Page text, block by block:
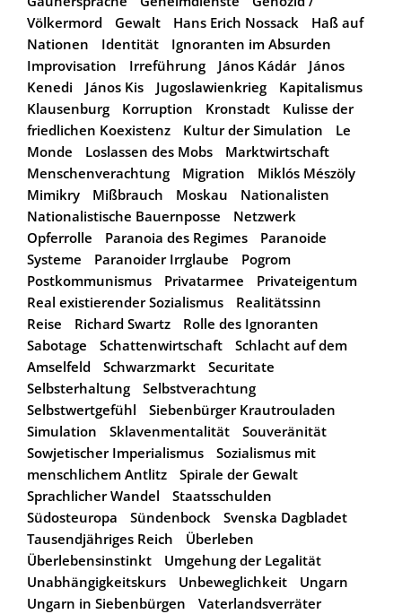
Völkermord
Gewalt Hans Erich Nossack
Haß auf
Nationen
Identität
Ignoranten im Absurden
Improvisation
Irreführung János Kádár
János
Kenedi
János Kis Jugoslawienkrieg
Kapitalismus
Klausenburg
Korruption Kronstadt
Kulisse der
friedlichen Koexistenz
Kultur der Simulation
Le
Monde
Loslassen des Mobs
Marktwirtschaft
Menschenverachtung
Migration
Miklós Mészöly
Mimikry
Mißbrauch Moskau
Nationalisten
Nationalistische Bauernposse
Netzwerk
Opferrolle
Paranoia des Regimes
Paranoide
Systeme
Paranoider Irrglaube
Pogrom
Postkommunismus
Privatarmee
Privateigentum
Real existierender Sozialismus
Realitätssinn
Reise
Richard Swartz
Rolle des Ignoranten
Sabotage
Schattenwirtschaft
Schlacht auf dem
Amselfeld
Schwarzmarkt
Securitate
Selbsterhaltung
Selbstverachtung
Selbstwertgefühl
Siebenbürger Krautrouladen
Simulation
Sklavenmentalität
Souveränität
Sowjetischer Imperialismus
Sozialismus mit
menschlichem Antlitz
Spirale der Gewalt
Sprachlicher Wandel
Staatsschulden
Südosteuropa
Sündenbock
Svenska Dagbladet
Tausendjähriges Reich
Überleben
Überlebensinstinkt
Umgehung der Legalität
Unabhängigkeitskurs
Unbeweglichkeit
Ungarn
Ungarn in Siebenbürgen
Vaterlandsverräter